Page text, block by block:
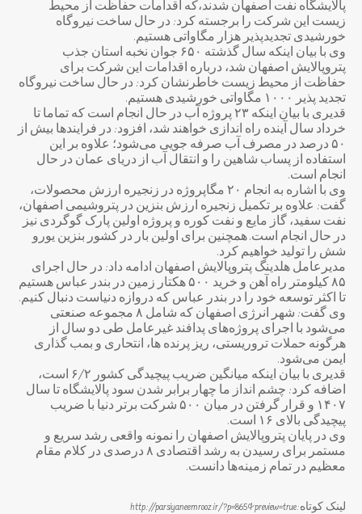
پالایشگاه نفت اصفهان شدند،که اقدامات حفاظت از محیط
زیست این شرکت را برجسته کرد: در حال ساخت نیروگاه
خورشیدی تجدیدپذیر هزار مگاواتی هستیم.
وی با بیان اینکه سال گذشته ۶۵۰ جوان نخبه استان جذب
پتروپالایش اصفهان شد، درباره اقدامات این شرکت برای
حفاظت از محیط زیست خاطرنشان کرد: در حال ساخت نیروگاه
تجدید پذیر ۱۰۰۰ مگاواتی خورشیدی هستیم.
قدیری با بیان اینکه ۲۳ پروژه آب در حال انجام است که تماما تا
خرداد سال آینده راه اندازی خواهند شد، افزود: در فرایندها بیش از
۵۰ درصد در مصرف آب صرفه جویی می‌شود؛ علاوه بر این
استفاده از پساب شاهین را و انتقال آب از دریای عمان در حال
انجام است.
وی با اشاره به انجام ۲۰ مگاپروژه در زنجیره ارزش محصولات،
گفت: علاوه بر تکمیل زنجیره ارزش بنزین در پتروشیمی اصفهان،
نفت سفید، گاز مایع و نفت کوره و پروژه اولین پارک گوگردی نیز
در حال انجام است. همچنین برای اولین بار در کشور بنزین یورو
شش را تولید خواهیم کرد.
مدیرعامل هلدینگ پتروپالایش اصفهان ادامه داد: در حال اجرای
۸۵ کیلومتر راه آهن و خرید ۵۰۰ هکتار زمین در بندر عباس هستیم
تا اکثر توسعه خود را در بندر عباس که دروازه دنیاست دنبال کنیم.
وی گفت: شهر انرژی اصفهان که شامل ۸ مجموعه صنعتی
می‌شود با اجرای پروژه‌های پدافند غیرعامل طی دو سال از
هرگونه حملات تروریستی، ریز پرنده ها، انتحاری و بمب گذاری
ایمن می‌شود.
قدیری با بیان اینکه میانگین ضریب پیچیدگی کشور ۶/۲ است،
اضافه کرد: چشم انداز ما چهار برابر شدن سود پالایشگاه تا سال
۱۴۰۷ و قرار گرفتن در میان ۵۰۰ شرکت برتر دنیا با ضریب
پیچیدگی بالای ۱۶ است.
وی در پایان پتروپالایش اصفهان را نمونه واقعی رشد سریع و
مستمر برای رسیدن به رشد اقتصادی ۸ درصدی در کلام مقام
معظیم در تمام زمینه‌ها دانست.
لینک کوتاه:http://parsiyaneemrooz.ir/?p=865&preview=true